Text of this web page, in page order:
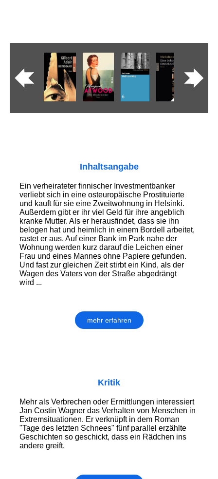
Inhaltsangabe
Ein verheirateter finnischer Investment­banker
verliebt sich in eine osteuropäische Prostituierte
und kauft für sie eine Zweitwohnung in Helsinki.
Außerdem gibt er ihr viel Geld für ihre angeblich
kranke Mutter. Als er herausfindet, dass sie ihn
belogen hat und heimlich in einem Bordell arbeitet,
rastet er aus. Auf einer Bank im Park nahe der
Wohnung werden kurz darauf die Leichen einer
Frau und eines Mannes ohne Papiere gefunden.
Und fast zur gleichen Zeit stirbt ein Kind, als der
Wagen des Vaters von der Straße abgedrängt
wird ...
mehr erfahren
Kritik
Mehr als Verbrechen oder Ermitt­lun­gen interessiert
Jan Costin Wagner das Verhalten von Menschen in
Extrem­situationen. Er verknüpft in dem Roman
"Tage des letzten Schnees" fünf parallel erzählte
Geschichten so geschickt, dass ein Rädchen ins
andere greift.